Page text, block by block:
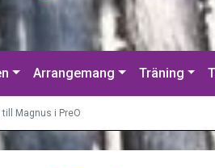
Arrangemang Träning
till Magnus i PreO